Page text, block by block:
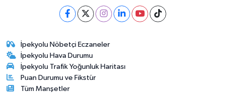
İpekyolu Nöbetçi Eczaneler
İpekyolu Hava Durumu
İpekyolu Trafik Yoğunluk Haritası
Puan Durumu ve Fikstür
Tüm Manşetler